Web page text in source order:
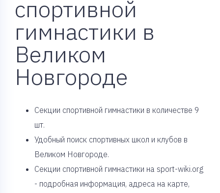
спортивной
гимнастики в
Великом
Новгороде
Cекции спортивной гимнастики в количестве 9
шт.
Удобный поиск спортивных школ и клубов в
Великом Новгороде.
Секции спортивной гимнастики на sport-wiki.org
- подробная информация, адреса на карте,